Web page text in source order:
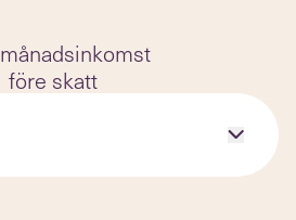
månadsinkomst
före skatt